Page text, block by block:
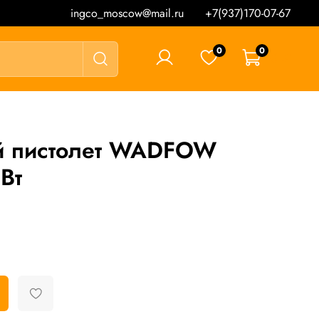
ingco_moscow@mail.ru +7(937)170-07-67
0 0
WADFOW